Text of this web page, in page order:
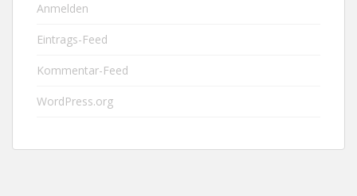
Anmelden
Eintrags-Feed
Kommentar-Feed
WordPress.org